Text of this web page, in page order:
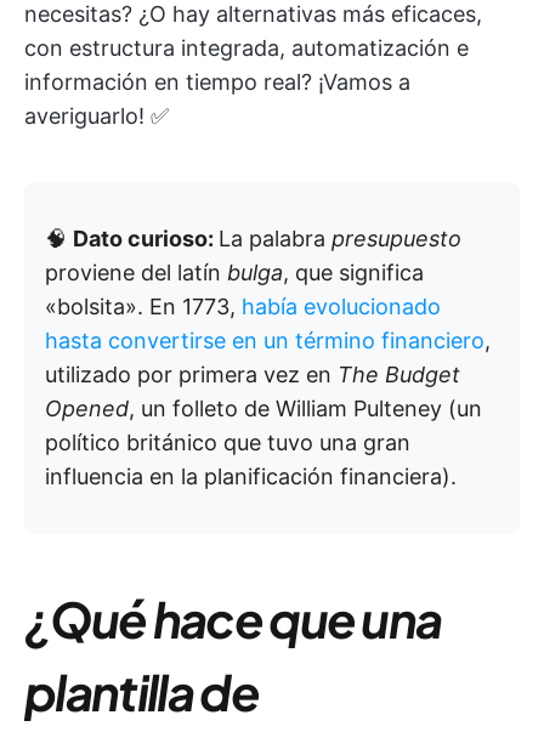
necesitas? ¿O hay alternativas más eficaces,
con estructura integrada, automatización e
información en tiempo real? ¡Vamos a
averiguarlo! ✅
🧠 Dato curioso: La palabra presupuesto
proviene del latín bulga, que significa
«bolsita». En 1773, había evolucionado
hasta convertirse en un término financiero,
utilizado por primera vez en The Budget
Opened, un folleto de William Pulteney (un
político británico que tuvo una gran
influencia en la planificación financiera).
¿Qué hace que una
plantilla de